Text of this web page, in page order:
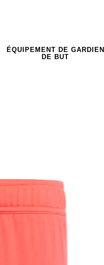
ÉQUIPEMENT DE GARDIEN
DE BUT